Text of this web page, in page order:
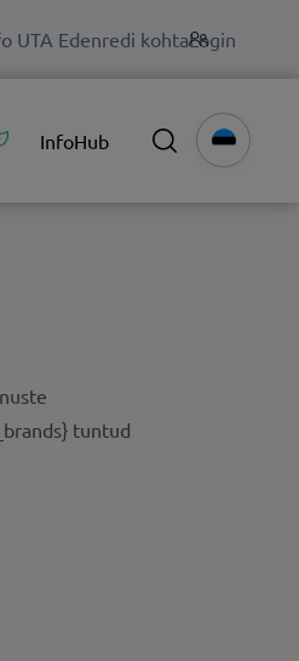
UTA Edenredi kohtaLogin
InfoHub
tuntud